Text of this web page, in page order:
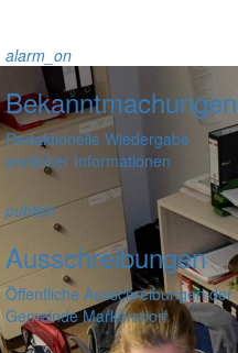
alarm_on
Bekanntmachungen
Redaktionelle Wiedergabe
amtlicher Informationen
publish
Ausschreibungen
Öffentliche Ausschreibungen der
Gemeinde Markersdorf